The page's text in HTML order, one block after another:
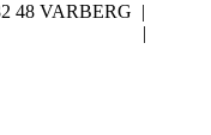
48 VARBERG |
|